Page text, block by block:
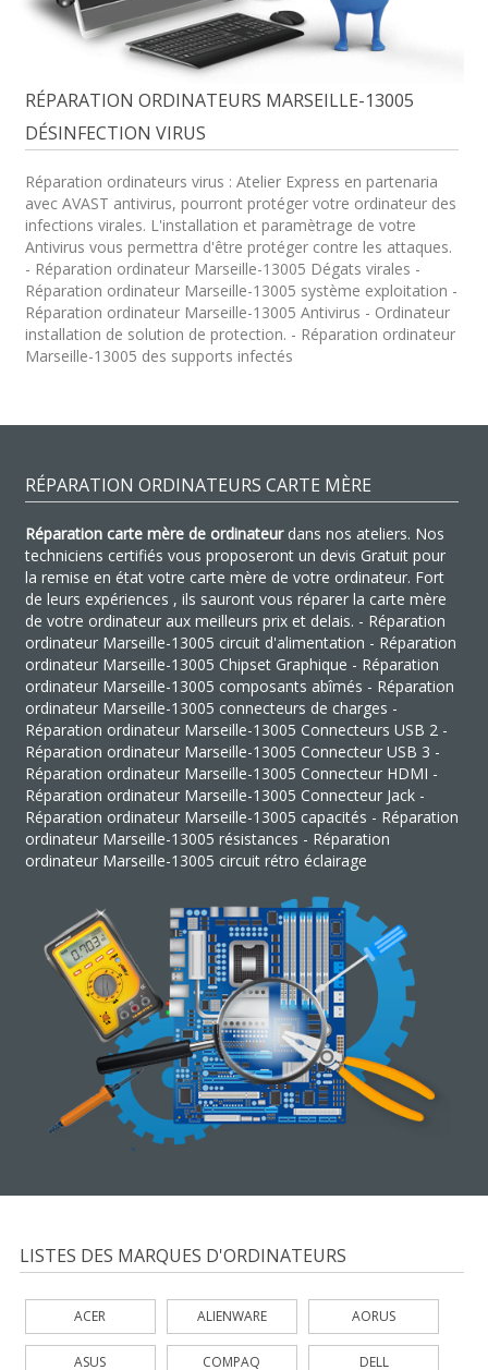
RÉPARATION ORDINATEURS MARSEILLE-13005
DÉSINFECTION VIRUS
Réparation ordinateurs virus : Atelier Express en partenaria
avec AVAST antivirus, pourront protéger votre ordinateur des
infections virales. L'installation et paramètrage de votre
Antivirus vous permettra d'être protéger contre les attaques.
- Réparation ordinateur Marseille-13005 Dégats virales -
Réparation ordinateur Marseille-13005 système exploitation -
Réparation ordinateur Marseille-13005 Antivirus - Ordinateur
installation de solution de protection. - Réparation ordinateur
Marseille-13005 des supports infectés
RÉPARATION ORDINATEURS CARTE MÈRE
Réparation carte mère de ordinateurdans nos ateliers. Nos
techniciens certifiés vous proposeront un devis Gratuit pour
la remise en état votre carte mère de votre ordinateur. Fort
de leurs expériences , ils sauront vous réparer la carte mère
de votre ordinateur aux meilleurs prix et delais. - Réparation
ordinateur Marseille-13005 circuit d'alimentation - Réparation
ordinateur Marseille-13005 Chipset Graphique - Réparation
ordinateur Marseille-13005 composants abîmés - Réparation
ordinateur Marseille-13005 connecteurs de charges -
Réparation ordinateur Marseille-13005 Connecteurs USB 2 -
Réparation ordinateur Marseille-13005 Connecteur USB 3 -
Réparation ordinateur Marseille-13005 Connecteur HDMI -
Réparation ordinateur Marseille-13005 Connecteur Jack -
Réparation ordinateur Marseille-13005 capacités - Réparation
ordinateur Marseille-13005 résistances - Réparation
ordinateur Marseille-13005 circuit rétro éclairage
LISTES DES MARQUES D'ORDINATEURS
ACER ALIENWARE AORUS
ASUS COMPAQ DELL